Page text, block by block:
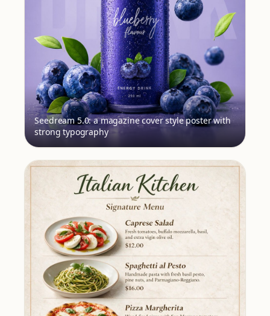
Seedream 5.0: a magazine cover style poster with
strong typography